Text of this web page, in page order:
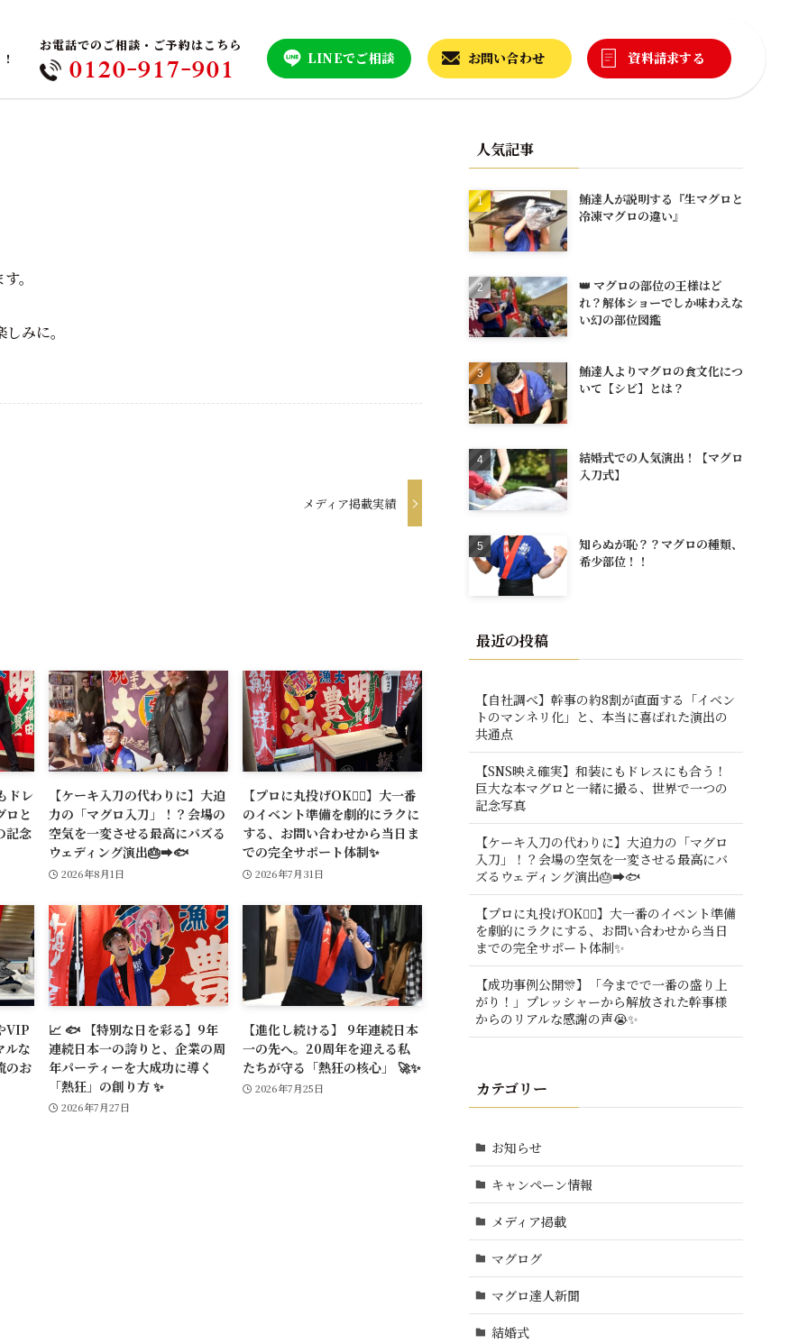
お電話でのご相談・ご予約はこちら
0120-917-901 LINEでご相談 お問い合わせ 資料請求する
。
みに。
メディア掲載実績
ドレ
ロと
記念
【ケーキ入刀の代わりに】大迫
力の「マグロ入刀」！？会場の
空気を一変させる最高にバズる
ウェディング演出🎂➡️🐟
2026年8月1日
【プロに丸投げOK🙆‍♂️】大一番
のイベント準備を劇的にラクに
する、お問い合わせから当日ま
での完全サポート体制✨
2026年7月31日
VIP
ルな
のお
📈 🐟 【特別な日を彩る】9年
連続日本一の誇りと、企業の周
年パーティーを大成功に導く
「熱狂」の創り方 ✨
2026年7月27日
【進化し続ける】 9年連続日本
一の先へ。20周年を迎える私
たちが守る「熱狂の核心」 🚀✨
2026年7月25日
人気記事
鮪達人が説明する『生マグロと
冷凍マグロの違い』
👑 マグロの部位の王様はど
れ？解体ショーでしか味わえな
い幻の部位図鑑
鮪達人よりマグロの食文化につ
いて【シビ】とは？
結婚式での人気演出！【マグロ
入刀式】
知らぬが恥？？マグロの種類、
希少部位！！
最近の投稿
【自社調べ】幹事の約8割が直面する「イベン
トのマンネリ化」と、本当に喜ばれた演出の
共通点
【SNS映え確実】和装にもドレスにも合う！
巨大な本マグロと一緒に撮る、世界で一つの
記念写真
【ケーキ入刀の代わりに】大迫力の「マグロ
入刀」！？会場の空気を一変させる最高にバ
ズるウェディング演出🎂➡️🐟
【プロに丸投げOK🙆‍♂️】大一番のイベント準備
を劇的にラクにする、お問い合わせから当日
までの完全サポート体制✨
【成功事例公開🎊】「今までで一番の盛り上
がり！」プレッシャーから解放された幹事様
からのリアルな感謝の声😭✨
カテゴリー
お知らせ
キャンペーン情報
メディア掲載
マグログ
マグロ達人新聞
結婚式